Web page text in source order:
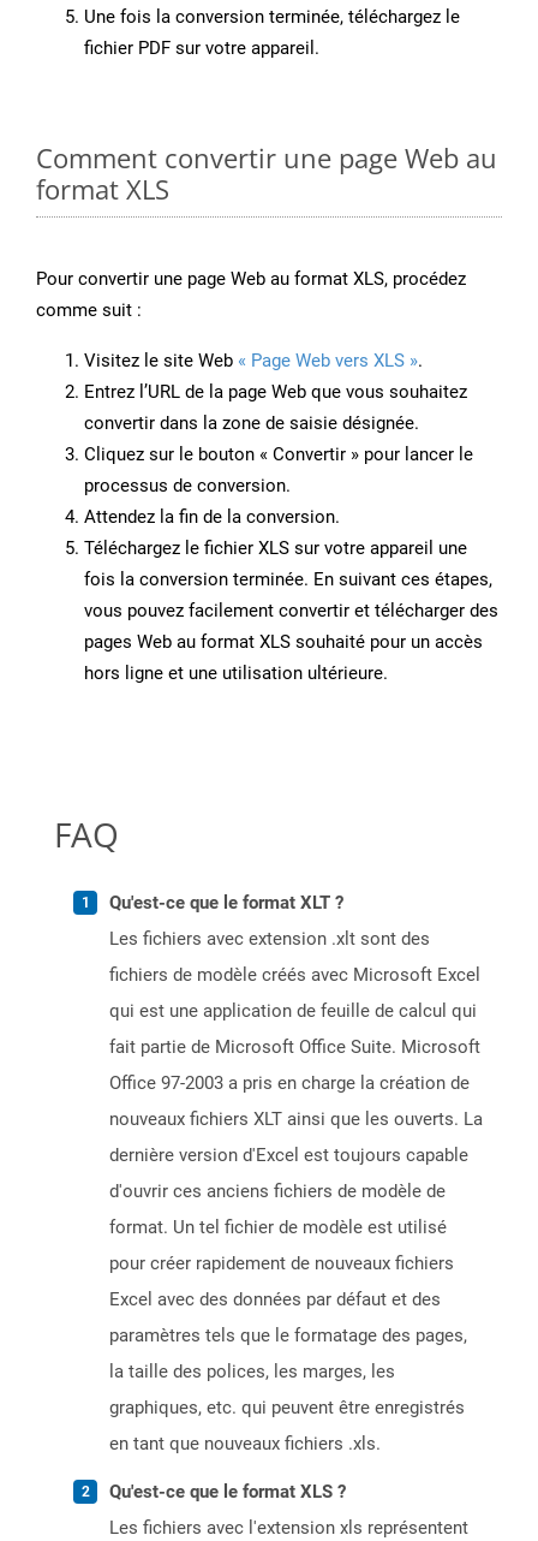
Une fois la conversion terminée, téléchargez le
fichier PDF sur votre appareil.
Comment convertir une page Web au
format XLS
Pour convertir une page Web au format XLS, procédez
comme suit :
Visitez le site Web « Page Web vers XLS ».
Entrez l’URL de la page Web que vous souhaitez
convertir dans la zone de saisie désignée.
Cliquez sur le bouton « Convertir » pour lancer le
processus de conversion.
Attendez la fin de la conversion.
Téléchargez le fichier XLS sur votre appareil une
fois la conversion terminée. En suivant ces étapes,
vous pouvez facilement convertir et télécharger des
pages Web au format XLS souhaité pour un accès
hors ligne et une utilisation ultérieure.
FAQ
Qu'est-ce que le format XLT ?
Les fichiers avec extension .xlt sont des
fichiers de modèle créés avec Microsoft Excel
qui est une application de feuille de calcul qui
fait partie de Microsoft Office Suite. Microsoft
Office 97-2003 a pris en charge la création de
nouveaux fichiers XLT ainsi que les ouverts. La
dernière version d'Excel est toujours capable
d'ouvrir ces anciens fichiers de modèle de
format. Un tel fichier de modèle est utilisé
pour créer rapidement de nouveaux fichiers
Excel avec des données par défaut et des
paramètres tels que le formatage des pages,
la taille des polices, les marges, les
graphiques, etc. qui peuvent être enregistrés
en tant que nouveaux fichiers .xls.
Qu'est-ce que le format XLS ?
Les fichiers avec l'extension xls représentent